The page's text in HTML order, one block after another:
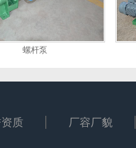
螺杆泵
质 厂容厂貌